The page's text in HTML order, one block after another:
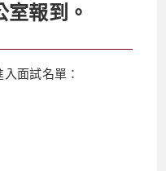
報到。
面試名單：